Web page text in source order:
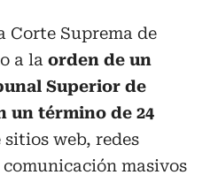
Corte Suprema de
a la orden de un
Superior de
un término de 24
web, redes
masivos